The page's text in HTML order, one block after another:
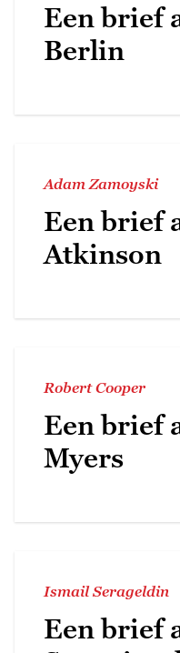
Een brief
Berlin
Adam Zamoyski
Een brief
Atkinson
Robert Cooper
Een brief
Myers
Ismail Serageldin
Een brief